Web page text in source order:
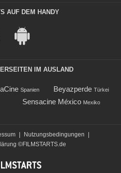
AUF DEM HANDY
IM AUSLAND
Spanien Beyazperde Türkei
Sensacine México Mexiko
Nutzungsbedingungen
©FILMSTARTS.de